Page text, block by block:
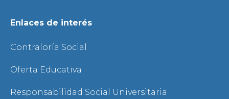
Enlaces de interés
Contraloría Social
Oferta Educativa
Responsabilidad Social Universitaria